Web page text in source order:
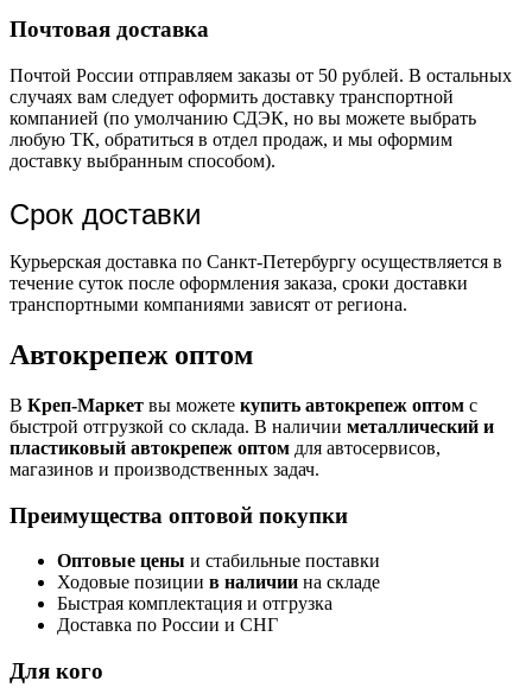
Почтовая доставка
Почтой России отправляем заказы от 50 рублей. В остальных
случаях вам следует оформить доставку транспортной
компанией (по умолчанию СДЭК, но вы можете выбрать
любую ТК, обратиться в отдел продаж, и мы оформим
доставку выбранным способом).
Срок доставки
Курьерская доставка по Санкт-Петербургу осуществляется в
течение суток после оформления заказа, сроки доставки
транспортными компаниями зависят от региона.
Автокрепеж оптом
В Креп-Маркет вы можете купить автокрепеж оптом с
быстрой отгрузкой со склада. В наличии металлический и
пластиковый автокрепеж оптом для автосервисов,
магазинов и производственных задач.
Преимущества оптовой покупки
Оптовые цены и стабильные поставки
Ходовые позиции в наличии на складе
Быстрая комплектация и отгрузка
Доставка по России и СНГ
Для кого